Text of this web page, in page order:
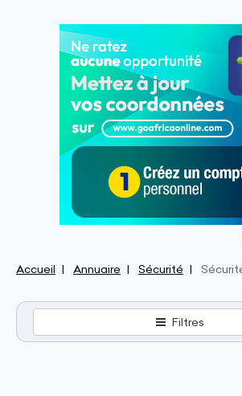
Accueil Annuaire Sécurité
Filtres